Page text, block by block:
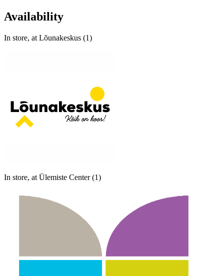
Availability
In store, at Lõunakeskus (1)
In store, at Ülemiste Center (1)